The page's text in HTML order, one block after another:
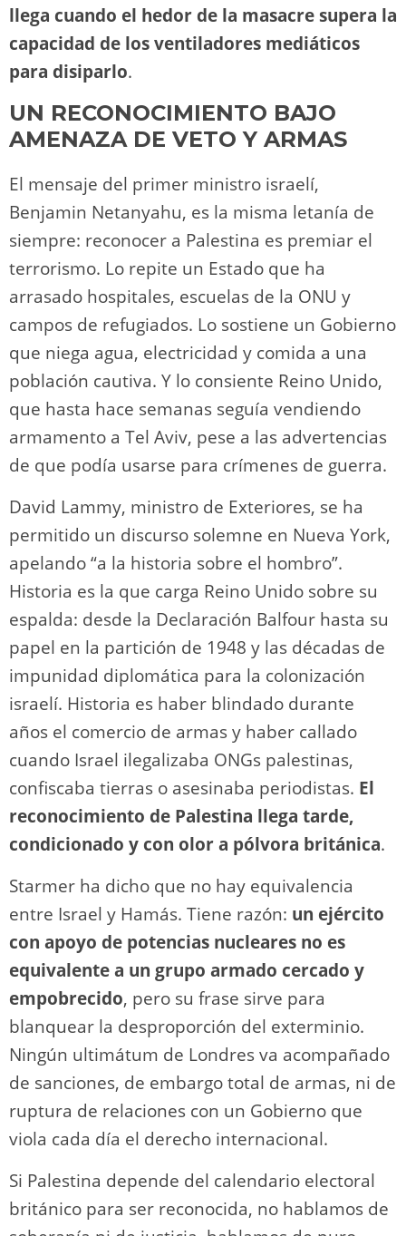
llega cuando el hedor de la masacre supera la
capacidad de los ventiladores mediáticos
para disiparlo.
UN RECONOCIMIENTO BAJO
AMENAZA DE VETO Y ARMAS
El mensaje del primer ministro israelí,
Benjamin Netanyahu, es la misma letanía de
siempre: reconocer a Palestina es premiar el
terrorismo. Lo repite un Estado que ha
arrasado hospitales, escuelas de la ONU y
campos de refugiados. Lo sostiene un Gobierno
que niega agua, electricidad y comida a una
población cautiva. Y lo consiente Reino Unido,
que hasta hace semanas seguía vendiendo
armamento a Tel Aviv, pese a las advertencias
de que podía usarse para crímenes de guerra.
David Lammy, ministro de Exteriores, se ha
permitido un discurso solemne en Nueva York,
apelando “a la historia sobre el hombro”.
Historia es la que carga Reino Unido sobre su
espalda: desde la Declaración Balfour hasta su
papel en la partición de 1948 y las décadas de
impunidad diplomática para la colonización
israelí. Historia es haber blindado durante
años el comercio de armas y haber callado
cuando Israel ilegalizaba ONGs palestinas,
confiscaba tierras o asesinaba periodistas. El
reconocimiento de Palestina llega tarde,
condicionado y con olor a pólvora británica.
Starmer ha dicho que no hay equivalencia
entre Israel y Hamás. Tiene razón: un ejército
con apoyo de potencias nucleares no es
equivalente a un grupo armado cercado y
empobrecido, pero su frase sirve para
blanquear la desproporción del exterminio.
Ningún ultimátum de Londres va acompañado
de sanciones, de embargo total de armas, ni de
ruptura de relaciones con un Gobierno que
viola cada día el derecho internacional.
Si Palestina depende del calendario electoral
británico para ser reconocida, no hablamos de